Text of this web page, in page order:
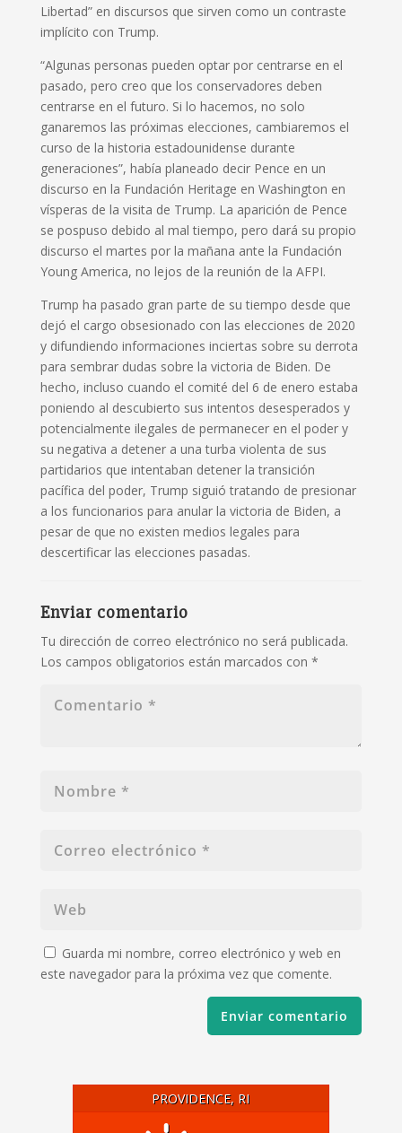
Libertad” en discursos que sirven como un contraste
implícito con Trump.
“Algunas personas pueden optar por centrarse en el
pasado, pero creo que los conservadores deben
centrarse en el futuro. Si lo hacemos, no solo
ganaremos las próximas elecciones, cambiaremos el
curso de la historia estadounidense durante
generaciones”, había planeado decir Pence en un
discurso en la Fundación Heritage en Washington en
vísperas de la visita de Trump. La aparición de Pence
se pospuso debido al mal tiempo, pero dará su propio
discurso el martes por la mañana ante la Fundación
Young America, no lejos de la reunión de la AFPI.
Trump ha pasado gran parte de su tiempo desde que
dejó el cargo obsesionado con las elecciones de 2020
y difundiendo informaciones inciertas sobre su derrota
para sembrar dudas sobre la victoria de Biden. De
hecho, incluso cuando el comité del 6 de enero estaba
poniendo al descubierto sus intentos desesperados y
potencialmente ilegales de permanecer en el poder y
su negativa a detener a una turba violenta de sus
partidarios que intentaban detener la transición
pacífica del poder, Trump siguió tratando de presionar
a los funcionarios para anular la victoria de Biden, a
pesar de que no existen medios legales para
descertificar las elecciones pasadas.
Enviar comentario
Tu dirección de correo electrónico no será publicada.
Los campos obligatorios están marcados con *
Guarda mi nombre, correo electrónico y web en
este navegador para la próxima vez que comente.
PROVIDENCE, RI